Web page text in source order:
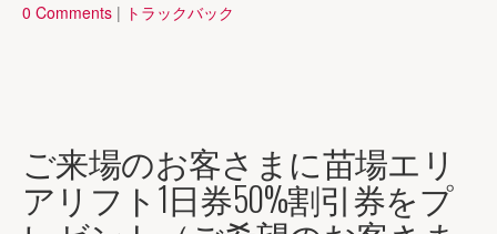
0 Comments | トラックバック
ご来場のお客さまに苗場エリ
アリフト1日券50%割引券をプ